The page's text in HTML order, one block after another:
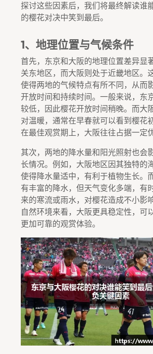
探讨这些因素后，我们将最终解读谁
的樱花对决中笑到最后。
1、地理位置与气候条件
首先，东京和大阪的地理位置差异显
关东地区，而大阪则处于近畿地区。
使得两地的气候特点有所不同，从而
开放时间和持续时间。一般来说，东
较低，因此樱花开放时间稍晚。而大
对温暖，通常在早春就可以看到樱花
在最佳观赏期上，大阪往往占据一定优
其次，两地的降水量和阳光照射也会
长情况。例如，大阪地区因其独特的
使得降水量适中，有利于植物生长。
有丰富的降水，但天气变化多端，有
来的寒流或雨水，对樱花造成不小影
自然环境来看，大阪更具稳定性，可
更加可靠的观赏体验。